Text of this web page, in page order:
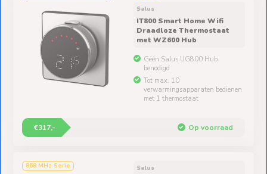
Ventilators
Spoed- en
Weekendleveringen
Klantenservice
Salus
IT800 Smart Home Wifi
Draadloze Thermostaat
met WZ600 Hub
Géén Salus UG800 Hub
benodigd
Tot max. 10
verwarmingsapparaten bedienen
met 1 thermostaat
€317,- Op voorraad
868 MHz Serie Salus